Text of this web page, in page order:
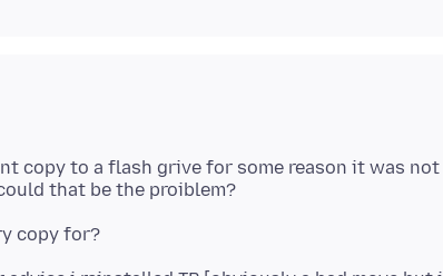
copy to a flash grive for some reason it was not